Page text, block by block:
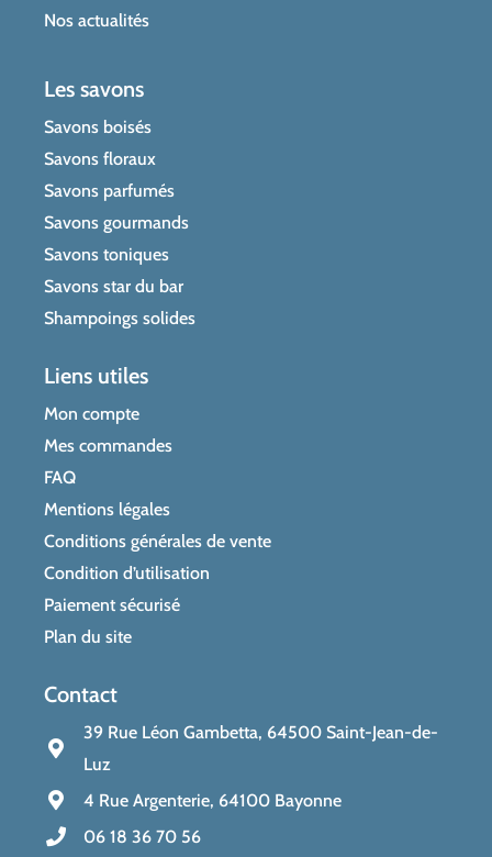
Nos actualités
Les savons
Savons boisés
Savons floraux
Savons parfumés
Savons gourmands
Savons toniques
Savons star du bar
Shampoings solides
Liens utiles
Mon compte
Mes commandes
FAQ
Mentions légales
Conditions générales de vente
Condition d’utilisation
Paiement sécurisé
Plan du site
Contact
39 Rue Léon Gambetta, 64500 Saint-Jean-de-
Luz
4 Rue Argenterie, 64100 Bayonne
06 18 36 70 56